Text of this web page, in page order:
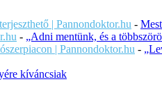
| Pannondoktor.hu -
- „Adni mentünk, és a
| Pannondoktor.hu -
kíváncsiak